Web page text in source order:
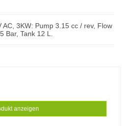
3KW: Pump 3.15 cc / rev, Flow
Bar, Tank 12 L.
anzeigen